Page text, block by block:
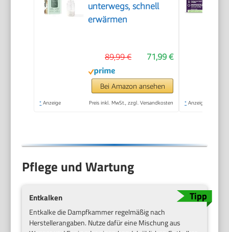
unterwegs, schnell
erwärmen
71,99 €
89,99 €
Bei Amazon ansehen
* Anzeige Preis inkl. MwSt., zzgl. Versandkosten * Anzeige
Pflege und Wartung
Entkalken
Entkalke die Dampfkammer regelmäßig nach
Herstellerangaben. Nutze dafür eine Mischung aus